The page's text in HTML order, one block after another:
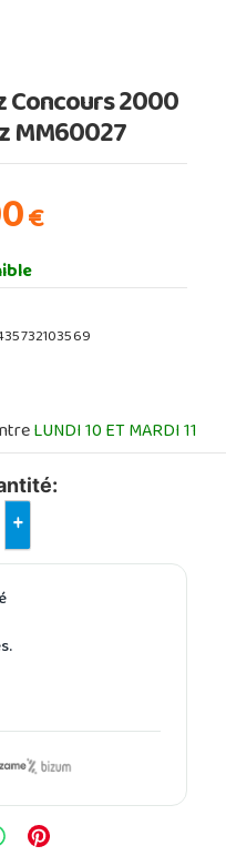
Concours 2000
MM60027
€
LUNDI 10 ET MARDI 11
+